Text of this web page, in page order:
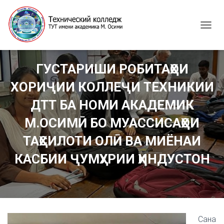
G
G
L
E
N
A
V
I
G
A
I
O
N
ГУСТАРИШИ РОБИТАҲОИ
ХОРИҶИИ КОЛЛЕҶИ ТЕХНИКИИ
ДТТ БА НОМИ АКАДЕМИК
М.ОСИМӢ БО МУАССИСАҲОИ
ТАҲСИЛОТИ ОЛӢ ВА МИЁНАИ
КАСБИИ ҶУМҲУРИИ ҲИНДУСТОН
Сана